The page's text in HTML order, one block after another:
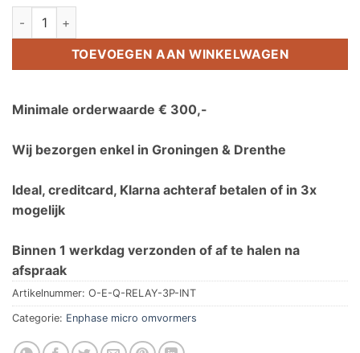
Enphase Q relais 3 fase aantal
TOEVOEGEN AAN WINKELWAGEN
Minimale orderwaarde € 300,-
Wij bezorgen enkel in Groningen & Drenthe
Ideal, creditcard, Klarna achteraf betalen of in 3x
mogelijk
Binnen 1 werkdag verzonden of af te halen na
afspraak
Artikelnummer: O-E-Q-RELAY-3P-INT
Categorie: Enphase micro omvormers